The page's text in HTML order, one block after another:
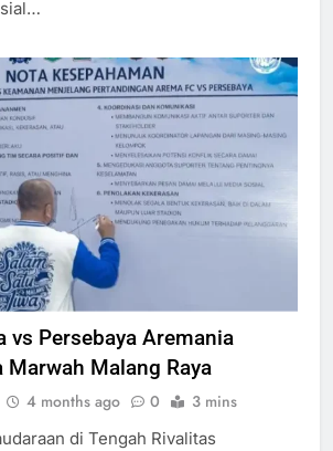
vs Persebaya Aremania
Marwah Malang Raya
4 months ago 0 3 mins
di Tengah Rivalitas